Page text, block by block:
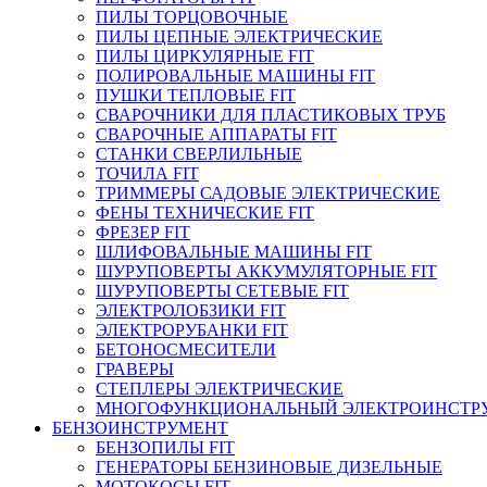
ПИЛЫ ТОРЦОВОЧНЫЕ
ПИЛЫ ЦЕПНЫЕ ЭЛЕКТРИЧЕСКИЕ
ПИЛЫ ЦИРКУЛЯРНЫЕ FIT
ПОЛИРОВАЛЬНЫЕ МАШИНЫ FIT
ПУШКИ ТЕПЛОВЫЕ FIT
СВАРОЧНИКИ ДЛЯ ПЛАСТИКОВЫХ ТРУБ
СВАРОЧНЫЕ АППАРАТЫ FIT
СТАНКИ СВЕРЛИЛЬНЫЕ
ТОЧИЛА FIT
ТРИММЕРЫ САДОВЫЕ ЭЛЕКТРИЧЕСКИЕ
ФЕНЫ ТЕХНИЧЕСКИЕ FIT
ФРЕЗЕР FIT
ШЛИФОВАЛЬНЫЕ МАШИНЫ FIT
ШУРУПОВЕРТЫ АККУМУЛЯТОРНЫЕ FIT
ШУРУПОВЕРТЫ СЕТЕВЫЕ FIT
ЭЛЕКТРОЛОБЗИКИ FIT
ЭЛЕКТРОРУБАНКИ FIT
БЕТОНОСМЕСИТЕЛИ
ГРАВЕРЫ
СТЕПЛЕРЫ ЭЛЕКТРИЧЕСКИЕ
МНОГОФУНКЦИОНАЛЬНЫЙ
БЕНЗОИНСТРУМЕНТ
БЕНЗОПИЛЫ FIT
ГЕНЕРАТОРЫ БЕНЗИНОВЫЕ ДИЗЕЛЬНЫЕ